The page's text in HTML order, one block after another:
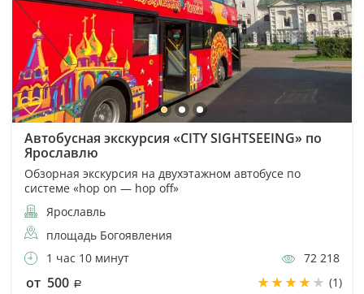
Автобусная экскурсия «CITY SIGHTSEEING» по
Ярославлю
Обзорная экскурсия на двухэтажном автобусе по
системе «hop on — hop off»
Ярославль
площадь Богоявления
1 час 10 минут
72 218
от 500 (1)